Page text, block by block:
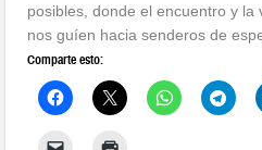
posibles, donde el encuentro y la
nos guíen hacia senderos de
Comparte esto: